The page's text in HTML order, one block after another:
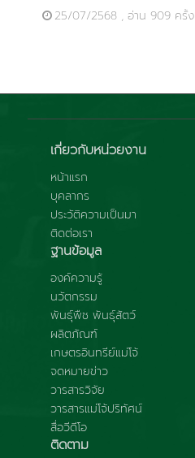
25/07/2568 , อ่าน 909 ครั้ง
เกี่ยวกับหน่วยงาน
หน้าแรก
บุคลากร
ประวัติความเป็นมา
ติดต่อเรา
ฐานข้อมูล
องค์ความรู้
นวัตกรรม
พันธุ์พืช พันธุ์สัตว์
ผลิตภัณฑ์
เกษตรอินทรีย์แม่โจ้
จดหมายข่าว
วารสารวิจัย
วารสารแม่โจ้ปริทัศน์
สื่อวีดีโอ
ติดตาม